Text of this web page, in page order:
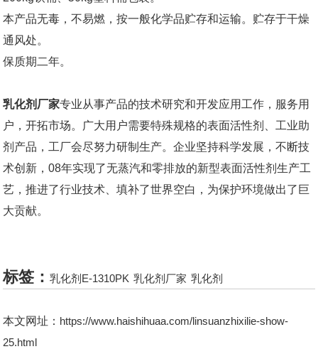
本产品无毒，不易燃，按一般化学品贮存和运输。贮存于干燥
通风处。
保质期二年。
乳化剂厂家专业从事产品的技术研究和开发应用工作，服务用
户，开拓市场。广大用户需要特殊规格的表面活性剂、工业助
剂产品，工厂会尽努力研制生产。企业坚持科学发展，不断技
术创新，08年实现了无蒸汽和零排放的新型表面活性剂生产工
艺，推进了行业技术、填补了世界空白，为保护环境做出了巨
大贡献。
标签：乳化剂E-1310PK 乳化剂厂家 乳化剂
本文网址： https://www.haishihuaa.com/linsuanzhixilie-show-
25.html